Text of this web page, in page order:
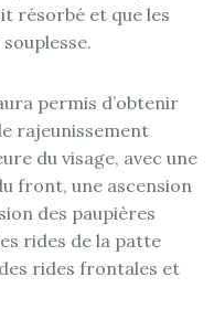
résorbé et que les
permis d’obtenir
rajeunissement
du visage, avec une
front, une ascension
des paupières
rides de la patte
rides frontales et